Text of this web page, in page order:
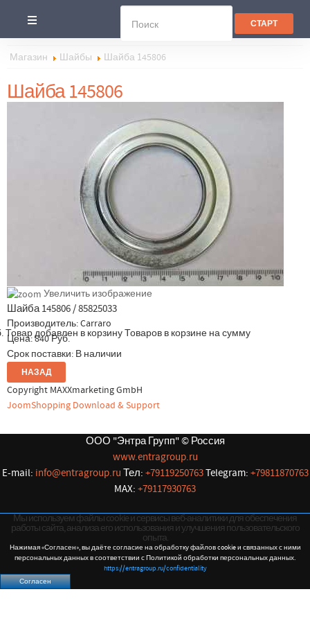
Товар добавлен в корзину Товаров в корзине на сумму
Магазин Шайбы Шайба 145806
Шайба 145806
Увеличить изображение
Шайба 145806 / 85825033
Производитель:Carraro
Цена:840 Руб.
Срок поставки: В наличии
Copyright MAXXmarketing GmbH
JoomShopping Download & Support
ООО "Энтра Групп" © Россия
www.entragroup.ru
E-mail: info@entragroup.ru Тел: +79119250763Telegram: +79811870763
MAX: +79117930763
Мы используем файлы cookie и сервисы веб-аналитики для обеспечения
работы сайта, анализа его использования и улучшения пользовательского
опыта.
Нажимая «Согласен», вы даёте согласие на обработку файлов cookie и связанных с ними
персональных данных в соответствии с Политикой обработки персональных данных.
https://entragroup.ru/confidentiality
Согласен